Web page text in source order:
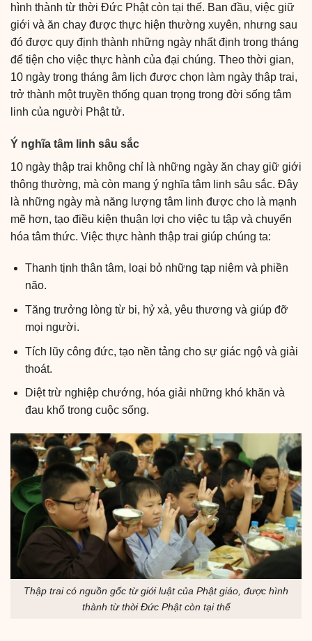
hình thành từ thời Đức Phật còn tại thế. Ban đầu, việc giữ
giới và ăn chay được thực hiện thường xuyên, nhưng sau
đó được quy định thành những ngày nhất định trong tháng
để tiện cho việc thực hành của đại chúng. Theo thời gian,
10 ngày trong tháng âm lịch được chọn làm ngày thập trai,
trở thành một truyền thống quan trọng trong đời sống tâm
linh của người Phật tử.
Ý nghĩa tâm linh sâu sắc
10 ngày thập trai không chỉ là những ngày ăn chay giữ giới
thông thường, mà còn mang ý nghĩa tâm linh sâu sắc. Đây
là những ngày mà năng lượng tâm linh được cho là mạnh
mẽ hơn, tạo điều kiện thuận lợi cho việc tu tập và chuyển
hóa tâm thức. Việc thực hành thập trai giúp chúng ta:
Thanh tịnh thân tâm, loại bỏ những tạp niệm và phiền
não.
Tăng trưởng lòng từ bi, hỷ xả, yêu thương và giúp đỡ
mọi người.
Tích lũy công đức, tạo nền tảng cho sự giác ngộ và giải
thoát.
Diệt trừ nghiệp chướng, hóa giải những khó khăn và
đau khổ trong cuộc sống.
Thập trai có nguồn gốc từ giới luật của Phật giáo, được hình
thành từ thời Đức Phật còn tại thế